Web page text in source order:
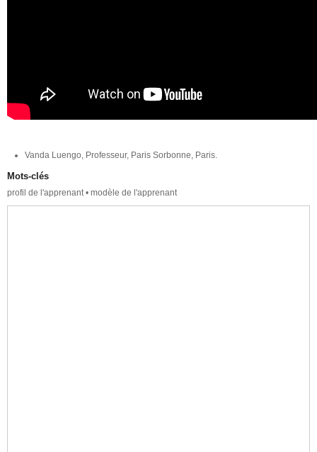
Vanda Luengo, Professeur, Paris Sorbonne, Paris.
Mots-clés
profil de l'apprenant • modèle de l'apprenant